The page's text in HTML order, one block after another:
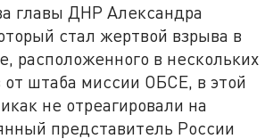
главы ДНР Александра
стал жертвой взрыва в
расположенного в нескольких
от штаба миссии ОБСЕ, в этой
не отреагировали на
представитель России